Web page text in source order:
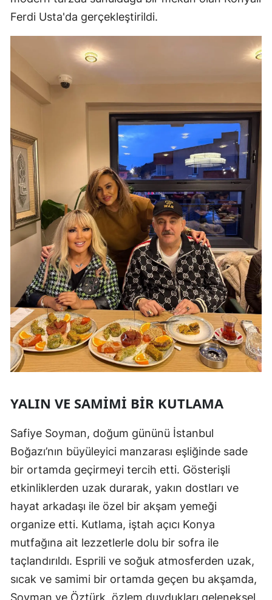
Ferdi Usta'da gerçekleştirildi.
YALIN VE SAMIMI BIR KUTLAMA
Safiye Soyman, doğum gününü İstanbul
Boğazı’nın büyüleyici manzarası eşliğinde sade
bir ortamda geçirmeyi tercih etti. Gösterişli
etkinliklerden uzak durarak, yakın dostları ve
hayat arkadaşı ile özel bir akşam yemeği
organize etti. Kutlama, iştah açıcı Konya
mutfağına ait lezzetlerle dolu bir sofra ile
taçlandırıldı. Esprili ve soğuk atmosferden uzak,
sıcak ve samimi bir ortamda geçen bu akşamda,
Soyman ve Öztürk, özlem duydukları geleneksel